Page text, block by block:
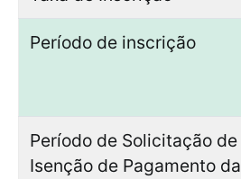
Período de inscrição
Período de Solicitação de
Isenção de Pagamento da